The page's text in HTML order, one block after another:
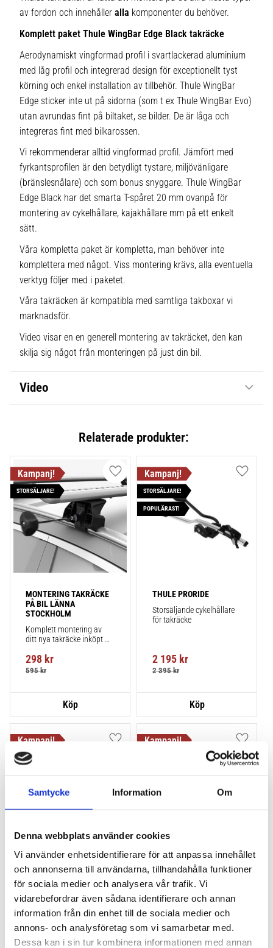
Samtycke Information Om
Denna webbplats använder cookies
Vi använder enhetsidentifierare för att anpassa innehållet
och annonserna till användarna, tillhandahålla funktioner
för sociala medier och analysera vår trafik. Vi
vidarebefordrar även sådana identifierare och annan
information från din enhet till de sociala medier och
annons- och analysföretag som vi samarbetar med.
Dessa kan i sin tur kombinera informationen med annan
av fordon och innehåller alla komponenter du behöver.
Komplett paket Thule WingBar Edge Black takräcke
Aerodynamiskt vingformad profil i svartlackerad aluminium
med låg profil och integrerad design för exceptionellt tyst
körning och enkel installation av tillbehör. Thule WingBar
Edge sticker inte ut på sidorna (som t ex Thule WingBar Evo)
utan avrundas fint på biltaket, se bilder. De är låga och
integreras fint med bilkarossen.
Vi rekommenderar alltid vingformad profil. Jämfört med
fyrkantsprofilen är den betydligt tystare, miljövänligare
(bränslesnålare) och som bonus snyggare. Thule WingBar
Edge Black har det smarta T-spåret 20 mm ovanpå för
montering av cykelhållare, kajakhållare mm på ett enkelt
sätt.
Våra kompletta paket är kompletta, man behöver inte
komplettera med något. Viss montering krävs, alla eventuella
verktyg följer med i paketet.
Våra takräcken är kompatibla med samtliga takboxar vi
marknadsför.
Video visar en en generell montering av takräcket, den kan
skilja sig något från monteringen på just din bil.
Video
Relaterade produkter:
MONTERING TAKRÄCKE
PÅ BIL LÄNNA
STOCKHOLM
Komplett montering av
ditt nya takräcke inköpt
montering på din bil.
298 kr
595kr
STORSÄLJARE!
Lägg till i favoriter
THULE PRORIDE
Storsäljande cykelhållare
för takräcke
2 195 kr
2 395kr
STORSÄLJARE!
POPULÄRAST!
Lägg
takcykelhållare
2 395kr
2 595kr
VÅR FAVORIT!
Lägg till i favoriter
THULE DOCKGLIDE
Horisontell kajakhållare
1 495
3 145kr
Lägg